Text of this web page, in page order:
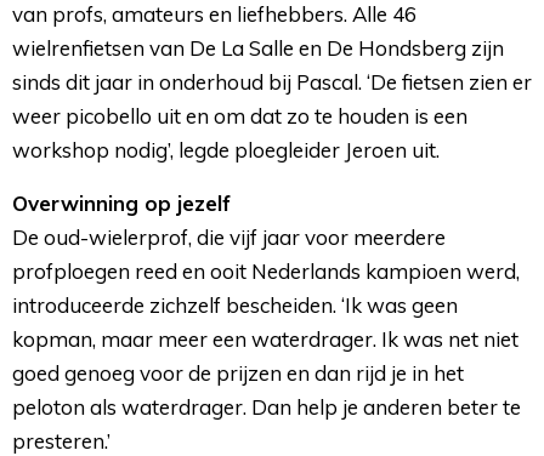
van profs, amateurs en liefhebbers. Alle 46
wielrenfietsen van De La Salle en De Hondsberg zijn
sinds dit jaar in onderhoud bij Pascal. ‘De fietsen zien er
weer picobello uit en om dat zo te houden is een
workshop nodig’, legde ploegleider Jeroen uit.
Overwinning op jezelf
De oud-wielerprof, die vijf jaar voor meerdere
profploegen reed en ooit Nederlands kampioen werd,
introduceerde zichzelf bescheiden. ‘Ik was geen
kopman, maar meer een waterdrager. Ik was net niet
goed genoeg voor de prijzen en dan rijd je in het
peloton als waterdrager. Dan help je anderen beter te
presteren.’